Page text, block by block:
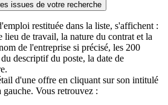
issues de votre recherche
restituée dans la liste, s'affichent :
lieu de travail, la nature du contrat et la
de l'entreprise si précisé, les 200
descriptif du poste, la date de
d'une offre en cliquant sur son intitulé
Vous retrouvez :